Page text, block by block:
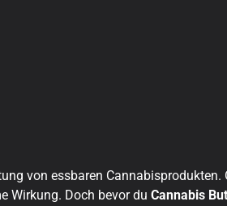
von essbaren
Wirkung. Doch bevor du Cannabis